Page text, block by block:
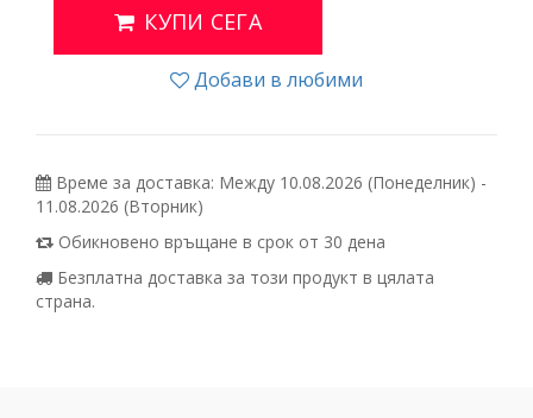
КУПИ СЕГА
Добави в любими
Време за доставка: Между 10.08.2026 (Понеделник) -
11.08.2026 (Вторник)
Обикновено връщане в срок от 30 дена
Безплатна доставка за този продукт в цялата
страна.